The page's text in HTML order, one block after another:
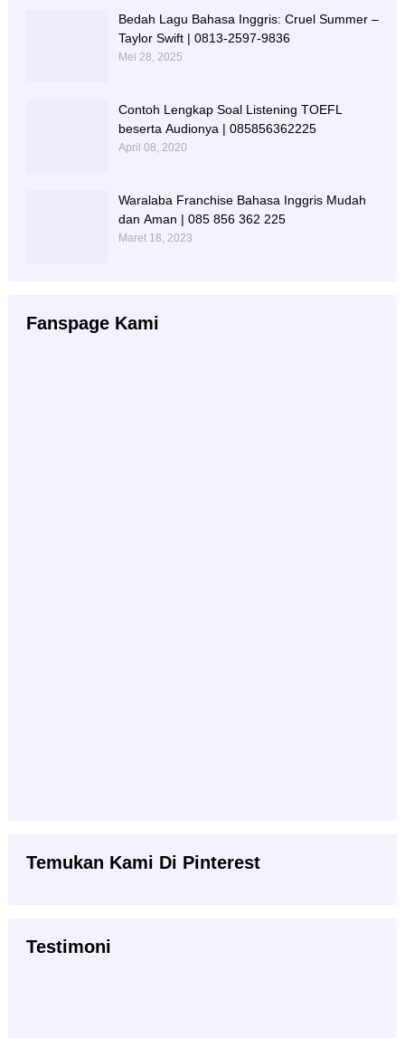
Bedah Lagu Bahasa Inggris: Cruel Summer –
Taylor Swift | 0813-2597-9836
Mei 28, 2025
Contoh Lengkap Soal Listening TOEFL
beserta Audionya | 085856362225
April 08, 2020
Waralaba Franchise Bahasa Inggris Mudah
dan Aman | 085 856 362 225
Maret 18, 2023
Fanspage Kami
Temukan Kami Di Pinterest
Testimoni